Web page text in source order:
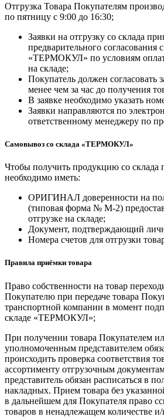
Отгрузка Товара Покупателям
по пятницу с 9:00 до 16:30;
Заявки на отгрузку со склада
предварительного согласования
«ТЕРМОКУЛ» по условиям
на складе;
Покупатель должен согласовать
менее чем за час до получения
В заявке необходимо указать
Заявки направляются по
ответственному менеджеру по
Самовывоз со склада «ТЕРМОКУЛ»
Чтобы получить продукцию со склада
необходимо иметь:
ОРИГИНАЛ доверенности на
(типовая форма № М-2)
отгрузке на складе;
Документ, подтверждающий
Номера счетов для отгрузки
Правила приёмки товара
Право собственности на товар
Покупателю при передаче товара
транспортной компании в момент
складе «ТЕРМОКУЛ»;
При получении товара Покупателем
уполномоченным представителем
происходить проверка соответствия
ассортименту отгрузочным
представитель обязан расписаться в
накладных. Прием товара без
в дальнейшем для Покупателя право
товаров в ненадлежащем количестве